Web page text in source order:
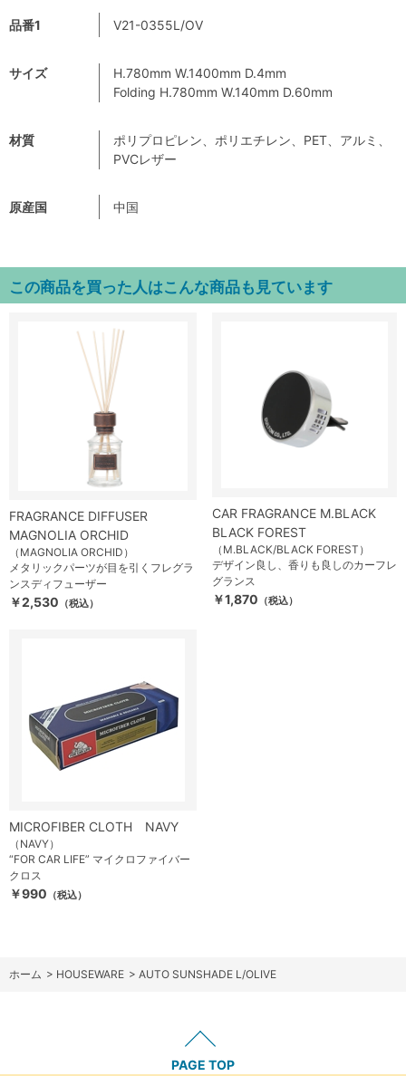
品番1 V21-0355L/OV
サイズ
H.780mm W.1400mm D.4mm
Folding H.780mm W.140mm D.60mm
材質
ポリプロピレン、ポリエチレン、PET、アルミ、
PVCレザー
原産国 中国
この商品を買った人はこんな商品も見ています
FRAGRANCE DIFFUSER
MAGNOLIA ORCHID
（MAGNOLIA ORCHID）
メタリックパーツが目を引くフレグラ
ンスディフューザー
￥2,530 （税込）
CAR FRAGRANCE M.BLACK
BLACK FOREST
（M.BLACK/BLACK FOREST）
デザイン良し、香りも良しのカーフレ
グランス
￥1,870 （税込）
MICROFIBER CLOTH NAVY
（NAVY）
“FOR CAR LIFE” マイクロファイバー
クロス
￥990 （税込）
ホーム > HOUSEWARE > AUTO SUNSHADE L/OLIVE
PAGE TOP